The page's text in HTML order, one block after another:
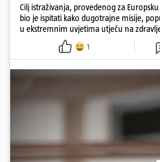
Cilj istraživanja, provedenog za
bio je ispitati kako dugotrajne misije,
u ekstremnim uvjetima utječu na
1